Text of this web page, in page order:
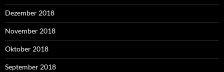
Dezember 2018
November 2018
Oktober 2018
September 2018